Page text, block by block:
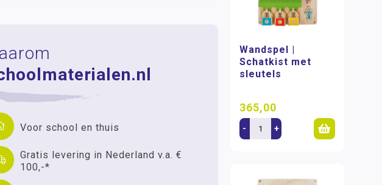
Voor school en thuis
Gratis levering in Nederland v.a. €
100,-*
Wandspel |
Schatkist met
sleutels
365,00
- +